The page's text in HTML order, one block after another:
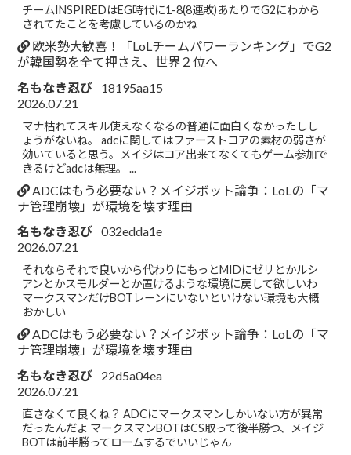
チームINSPIREDはEG時代に1-8(8連敗)あたりでG2にわから
されてたことを考慮しているのかね
欧米勢大歓喜！「LoLチームパワーランキング」でG2
が韓国勢を全て押さえ、世界２位へ
名もなき忍び
18195aa15
2026.07.21
マナ枯れてスキル使えなくなるの普通に面白くなかったしし
ょうがないね。 adcに関してはファーストコアの素材の弱さが
効いていると思う。メイジはコア出来てなくてもゲーム参加で
きるけどadcは無理。 ...
ADCはもう必要ない？メイジボット論争：LoLの「マ
ナ管理崩壊」が環境を壊す理由
名もなき忍び 032edda1e
2026.07.21
それならそれで良いから代わりにもっとMIDにゼリとかルシ
アンとかスモルダーとか置けるような環境に戻して欲しいわ
マークスマンだけBOTレーンにいないといけない環境も大概
おかしい
ADCはもう必要ない？メイジボット論争：LoLの「マ
ナ管理崩壊」が環境を壊す理由
名もなき忍び
22d5a04ea
2026.07.21
直さなくて良くね？ ADCにマークスマンしかいない方が異常
だったんだよ マークスマンBOTはCS取って後半勝つ、メイジ
BOTは前半勝ってロームするでいいじゃん